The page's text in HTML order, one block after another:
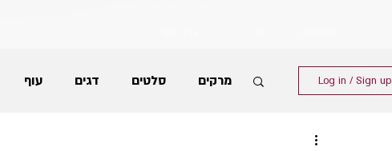
עוף דגים סלטים מרקים Log in / Sign up